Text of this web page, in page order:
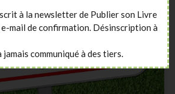
à la newsletter de Publier son Livre
mail de confirmation. Désinscription à
communiqué à des tiers.